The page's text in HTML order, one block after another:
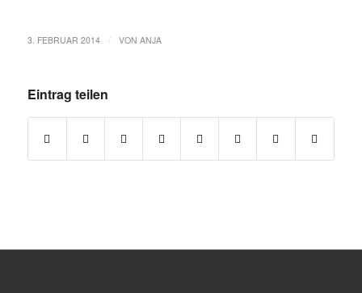
3. FEBRUAR 2014 VON ANJA
Eintrag teilen